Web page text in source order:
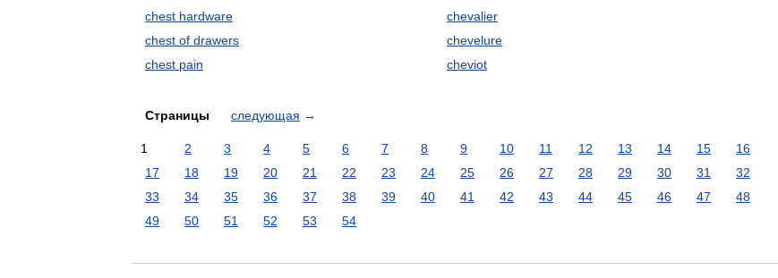
chest hardware
chest of drawers
chest pain
chevalier
chevelure
cheviot
Страницы следующая →
1 2 3 4 5 6 7 8 9 10 11 12 13 14 15
16
17
18 19 20 21 22 23 24 25 26 27 28 29 30 31
32
33
34 35 36 37 38 39 40 41 42 43 44 45 46 47
48
49
50 51 52 53 54